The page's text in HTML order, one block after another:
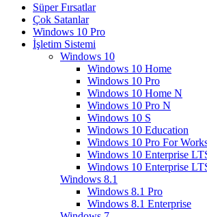
Süper Fırsatlar
Çok Satanlar
Windows 10 Pro
İşletim Sistemi
Windows 10
Windows 10 Home
Windows 10 Pro
Windows 10 Home N
Windows 10 Pro N
Windows 10 S
Windows 10 Education
Windows 10 Pro For
Windows 10 Enterprise
Windows 10 Enterprise
Windows 8.1
Windows 8.1 Pro
Windows 8.1 Enterprise